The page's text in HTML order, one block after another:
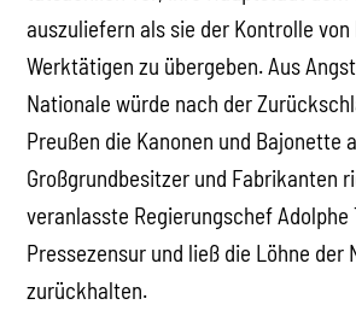
auszuliefern als sie der Kontrolle
Werktätigen zu übergeben. Aus
Nationale würde nach der
Preußen die Kanonen und Bajonette
Großgrundbesitzer und Fabrikanten
veranlasste Regierungschef
Pressezensur und ließ die Löhne der
zurückhalten.